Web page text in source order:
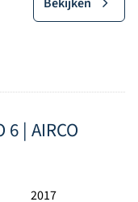
6 | AIRCO
2017